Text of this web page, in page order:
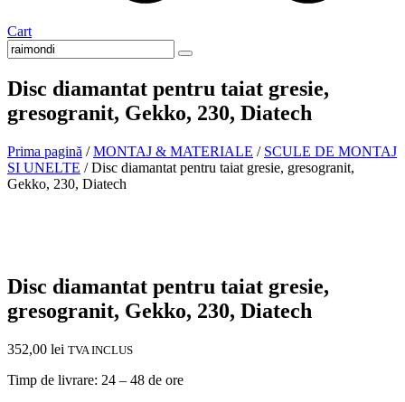
Cart
Disc diamantat pentru taiat gresie,
gresogranit, Gekko, 230, Diatech
Prima pagină /MONTAJ & MATERIALE / SCULE DE MONTAJ
SI UNELTE / Disc diamantat pentru taiat gresie, gresogranit,
Gekko, 230, Diatech
Disc diamantat pentru taiat gresie,
gresogranit, Gekko, 230, Diatech
352,00 lei TVA INCLUS
Timp de livrare: 24 – 48 de ore